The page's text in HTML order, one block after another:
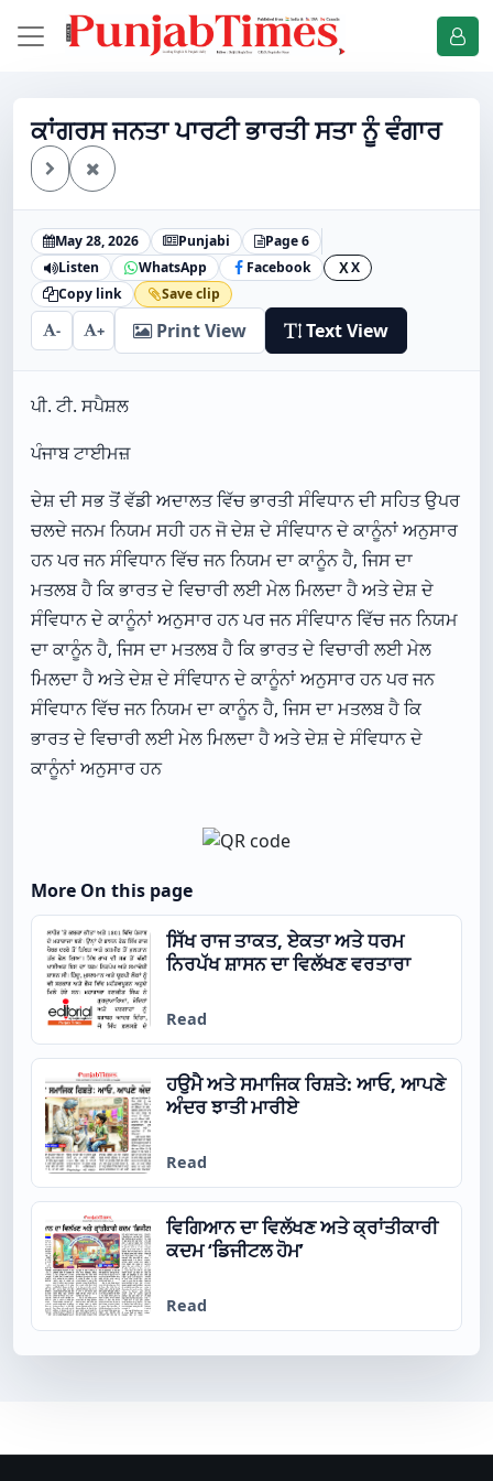
ਕਾਂਗਰਸ ਜਨਤਾ ਪਾਰਟੀ ਭਾਰਤੀ ਸਤਾ ਨੂੰ ਵੰਗਾਰ
May 28, 2026 Punjabi
Page 6
Listen
WhatsApp Facebook X X
Copy link
Save clip
- + Print View Text View
ਪੀ. ਟੀ. ਸਪੈਸ਼ਲ
ਪੰਜਾਬ ਟਾਈਮਜ਼
ਦੇਸ਼ ਦੀ ਸਭ ਤੋਂ ਵੱਡੀ ਅਦਾਲਤ ਵਿੱਚ ਭਾਰਤੀ ਸੰਵਿਧਾਨ ਦੀ ਸਹਿਤ ਉਪਰ
ਚਲਦੇ ਜਨਮ ਨਿਯਮ ਸਹੀ ਹਨ ਜੋ ਦੇਸ਼ ਦੇ ਸੰਵਿਧਾਨ ਦੇ ਕਾਨੂੰਨਾਂ ਅਨੁਸਾਰ
ਹਨ ਪਰ ਜਨ ਸੰਵਿਧਾਨ ਵਿੱਚ ਜਨ ਨਿਯਮ ਦਾ ਕਾਨੂੰਨ ਹੈ, ਜਿਸ ਦਾ
ਮਤਲਬ ਹੈ ਕਿ ਭਾਰਤ ਦੇ ਵਿਚਾਰੀ ਲਈ ਮੇਲ ਮਿਲਦਾ ਹੈ ਅਤੇ ਦੇਸ਼ ਦੇ
ਸੰਵਿਧਾਨ ਦੇ ਕਾਨੂੰਨਾਂ ਅਨੁਸਾਰ ਹਨ ਪਰ ਜਨ ਸੰਵਿਧਾਨ ਵਿੱਚ ਜਨ ਨਿਯਮ
ਦਾ ਕਾਨੂੰਨ ਹੈ, ਜਿਸ ਦਾ ਮਤਲਬ ਹੈ ਕਿ ਭਾਰਤ ਦੇ ਵਿਚਾਰੀ ਲਈ ਮੇਲ
ਮਿਲਦਾ ਹੈ ਅਤੇ ਦੇਸ਼ ਦੇ ਸੰਵਿਧਾਨ ਦੇ ਕਾਨੂੰਨਾਂ ਅਨੁਸਾਰ ਹਨ ਪਰ ਜਨ
ਸੰਵਿਧਾਨ ਵਿੱਚ ਜਨ ਨਿਯਮ ਦਾ ਕਾਨੂੰਨ ਹੈ, ਜਿਸ ਦਾ ਮਤਲਬ ਹੈ ਕਿ
ਭਾਰਤ ਦੇ ਵਿਚਾਰੀ ਲਈ ਮੇਲ ਮਿਲਦਾ ਹੈ ਅਤੇ ਦੇਸ਼ ਦੇ ਸੰਵਿਧਾਨ ਦੇ
ਕਾਨੂੰਨਾਂ ਅਨੁਸਾਰ ਹਨ
More On this page
ਸਿੱਖ ਰਾਜ ਤਾਕਤ, ਏਕਤਾ ਅਤੇ ਧਰਮ
ਨਿਰਪੱਖ ਸ਼ਾਸਨ ਦਾ ਵਿਲੱਖਣ ਵਰਤਾਰਾ
Read
ਹਉਮੈ ਅਤੇ ਸਮਾਜਿਕ ਰਿਸ਼ਤੇ: ਆਓ, ਆਪਣੇ
ਅੰਦਰ ਝਾਤੀ ਮਾਰੀਏ
Read
ਵਿਗਿਆਨ ਦਾ ਵਿਲੱਖਣ ਅਤੇ ਕ੍ਰਾਂਤੀਕਾਰੀ
ਕਦਮ ‘ਡਿਜੀਟਲ ਹੋਮ’
Read